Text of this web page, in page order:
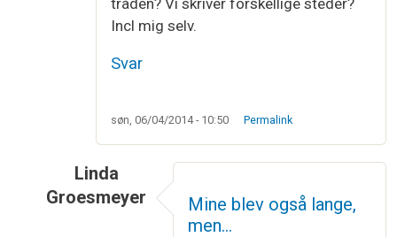
Incl mig selv.
Svar
søn, 06/04/2014 - 10:50 Permalink
Linda
Groesmeyer
Lange masker
Mine blev også lange,
men…